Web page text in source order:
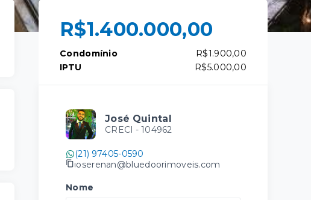
R$1.400.000,00
Condomínio
R$1.900,00
IPTU
R$5.000,00
José Quintal
CRECI - 104962
(21) 97405-0590
joserenan@bluedoorimoveis.com
Nome